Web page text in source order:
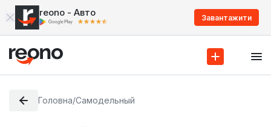
reono - Авто Завантажити
Головна/Самодельный